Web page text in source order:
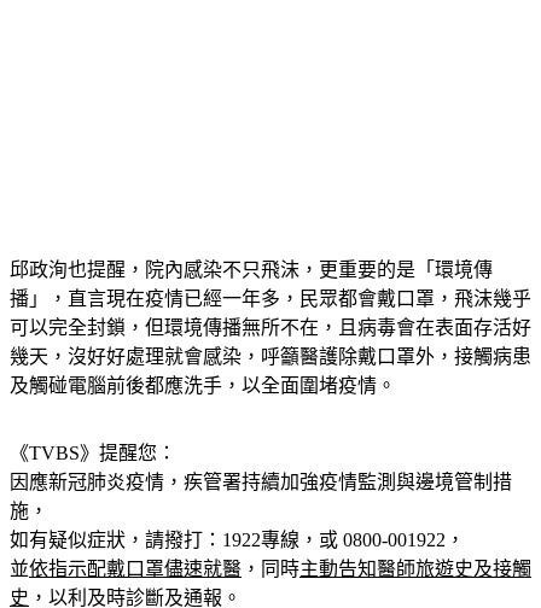
邱政洵也提醒，院內感染不只飛沫，更重要的是「環境傳
播」，直言現在疫情已經一年多，民眾都會戴口罩，飛沫幾乎
可以完全封鎖，但環境傳播無所不在，且病毒會在表面存活好
幾天，沒好好處理就會感染，呼籲醫護除戴口罩外，接觸病患
《TVBS》提醒您：
因應新冠肺炎疫情，疾管署持續加強疫情監測與邊境管制措
施，
如有疑似症狀，請撥打：1922專線，或 0800-001922，
並 依指示配戴口罩儘速就醫